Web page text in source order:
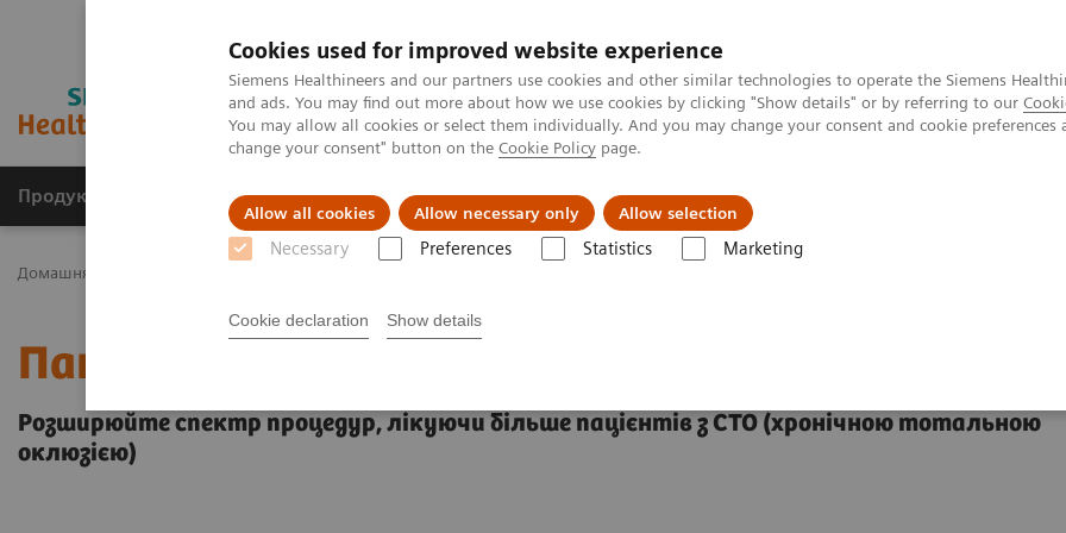
Cookies used for improved website experience
Siemens Healthineers and our partners use cookies and other similar technologies to operate the Siemens
and ads. You may find out more about how we use cookies by clicking "Show details" or by referring to our
You may allow all cookies or select them individually. And you may change your consent and cookie
change your consent" button on the Cookie Policy page.
Allow all cookies Allow necessary only Allow selection
Necessary Preferences Statistics Marketing
Cookie declaration Show details
Продукція та сервіси Клінічні галузі Підтримка та документація
Домашня
Пакет syngo CTO Guidance
Розширюйте спектр процедур, лікуючи більше пацієнтів з CTO (хронічною тотальною
оклюзією)